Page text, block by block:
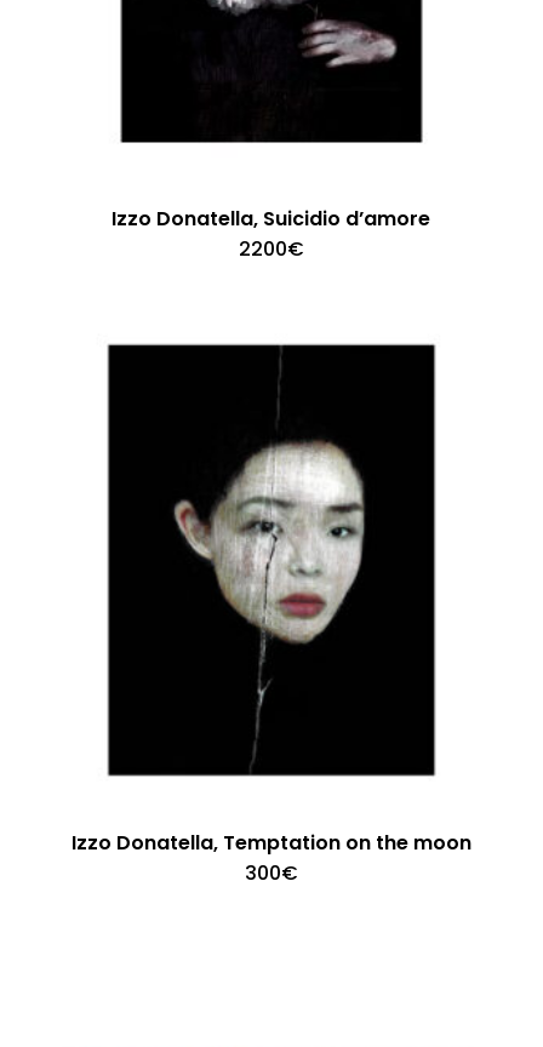
Izzo Donatella, Suicidio d’amore
2200€
Izzo Donatella, Temptation on the moon
300€